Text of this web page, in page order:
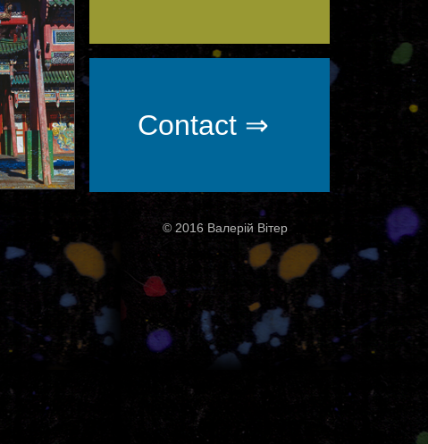
Contact ⇒
© 2016 Валерій Вітер